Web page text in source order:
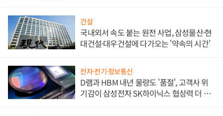
건설
국내외서 속도 붙는 원전 사업, 삼성물산·현
대건설·대우건설에 다가오는 '약속의 시간'
전자·전기·정보통신
D램과 HBM 내년 물량도 '품절', 고객사 위
기감이 삼성전자 SK하이닉스 협상력 더 키